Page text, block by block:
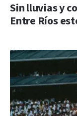
Sin lluvias y
Entre Ríos